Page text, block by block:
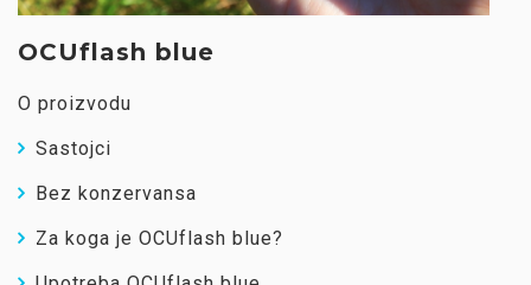
OCUflash blue
O proizvodu
Sastojci
Bez konzervansa
Za koga je OCUflash blue?